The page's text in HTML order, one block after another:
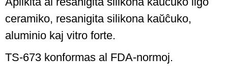
ceramiko, resanigita silikona kaŭĉuko,
aluminio kaj vitro forte.
TS-673 konformas al FDA-normoj.